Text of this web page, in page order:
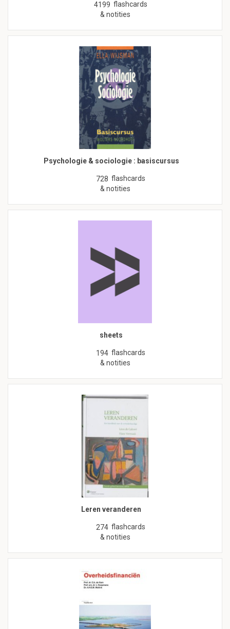
4199 flashcards
& notities
Psychologie & sociologie : basiscursus
728 flashcards
& notities
sheets
194 flashcards
& notities
Leren veranderen
274 flashcards
& notities